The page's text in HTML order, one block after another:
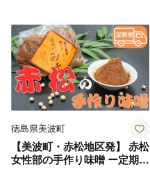
徳島県美波町
【美波町・赤松地区発】 赤松
女性部の手作り味噌 ー定期便